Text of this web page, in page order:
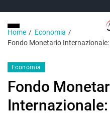
Home
Economia
Fondo Monetario Internazionale:
Economia
Fondo